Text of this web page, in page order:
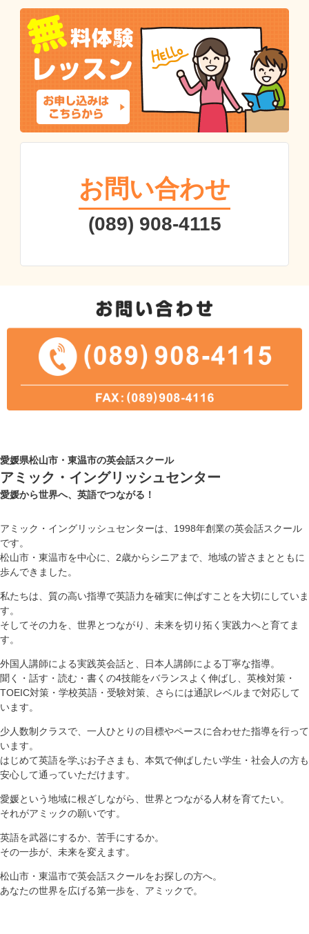
お問い合わせ
(089) 908-4115
愛媛県松山市・東温市の英会話スクール
アミック・イングリッシュセンター
愛媛から世界へ、英語でつながる！
アミック・イングリッシュセンターは、1998年創業の英会話スクール
です。
松山市・東温市を中心に、2歳からシニアまで、地域の皆さまとともに
歩んできました。
私たちは、質の高い指導で英語力を確実に伸ばすことを大切にしていま
す。
そしてその力を、世界とつながり、未来を切り拓く実践力へと育てま
す。
外国人講師による実践英会話と、日本人講師による丁寧な指導。
聞く・話す・読む・書くの4技能をバランスよく伸ばし、英検対策・
TOEIC対策・学校英語・受験対策、さらには通訳レベルまで対応して
います。
少人数制クラスで、一人ひとりの目標やペースに合わせた指導を行って
います。
はじめて英語を学ぶお子さまも、本気で伸ばしたい学生・社会人の方も
安心して通っていただけます。
愛媛という地域に根ざしながら、世界とつながる人材を育てたい。
それがアミックの願いです。
英語を武器にするか、苦手にするか。
その一歩が、未来を変えます。
松山市・東温市で英会話スクールをお探しの方へ。
あなたの世界を広げる第一歩を、アミックで。